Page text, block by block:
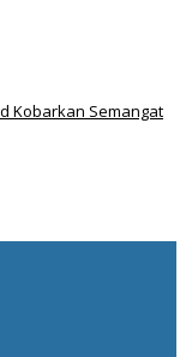
Kobarkan Semangat